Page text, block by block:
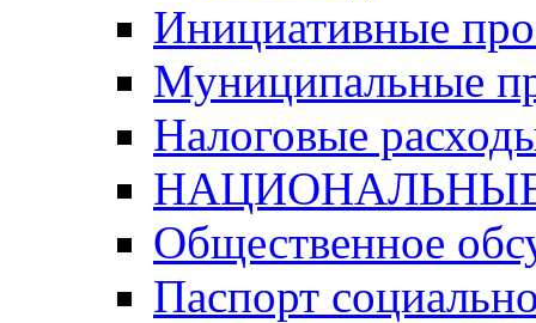
Инициативные
Муниципальные
Налоговые
Общественное
Паспорт